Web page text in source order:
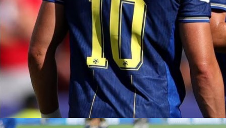
Džeko se ponovo oglasio:
od Saveza da preispita svoju odluku!
Autor:
Redakcija
13:04, 04.11.2025